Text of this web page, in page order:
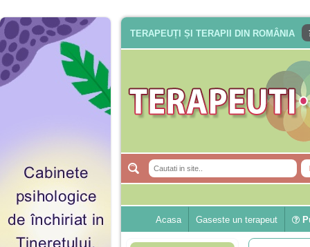
TERAPEUȚI ȘI TERAPII DIN ROMÂNIA
Acasa Gaseste un terapeut